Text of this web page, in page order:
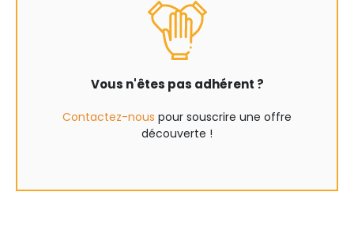
Vous n'êtes pas adhérent ?
Contactez-nous pour souscrire une offre
découverte !